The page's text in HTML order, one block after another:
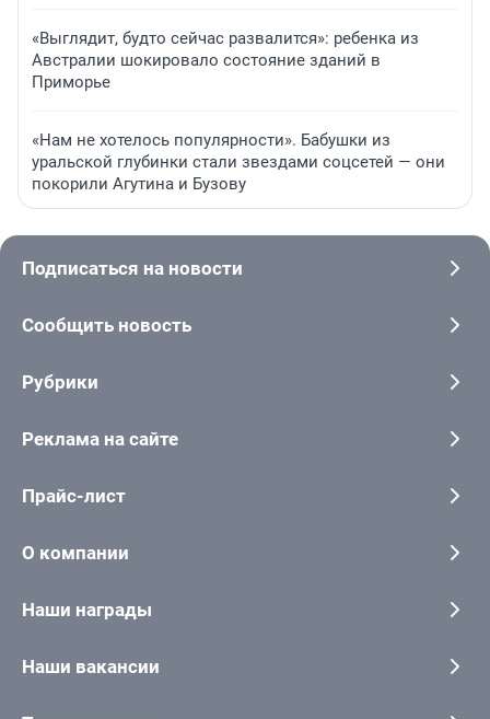
«Выглядит, будто сейчас развалится»: ребенка из
Австралии шокировало состояние зданий в
Приморье
«Нам не хотелось популярности». Бабушки из
уральской глубинки стали звездами соцсетей — они
покорили Агутина и Бузову
Подписаться на новости
Сообщить новость
Рубрики
Реклама на сайте
Прайс-лист
О компании
Наши награды
Наши вакансии